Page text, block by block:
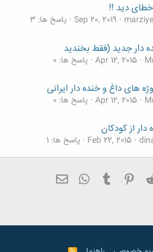
دید !!
Sep 20, 2019 پاسخ ها: 3
دار جدید (فقط بخندید
Apr 12, 2015 پاسخ ها: 0
های داغ و خنده دار ایرانی
Apr 12, 2015 پاسخ ها: 0
از کودکان
Feb 22, 2015
پاسخ ها: 1
زن ذلیل ترین مردان جهان
Jul 9, 2014
پاسخ ها: 8
Reddit
Pinterest
Tumblr
WhatsApp